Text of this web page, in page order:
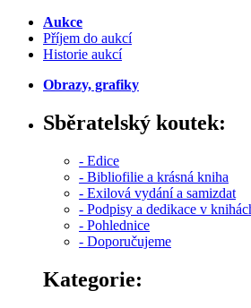
Aukce
Příjem do aukcí
Historie aukcí
Obrazy, grafiky
Sběratelský koutek:
- Edice
- Bibliofilie a krásná kniha
- Exilová vydání a samizdat
- Podpisy a dedikace v
- Pohlednice
- Doporučujeme
Kategorie: